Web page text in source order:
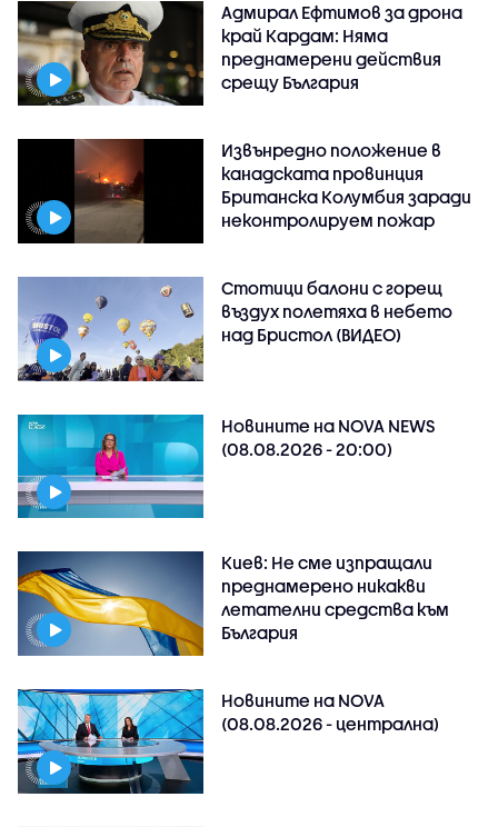
Адмирал Ефтимов за дрона
край Кардам: Няма
преднамерени действия
срещу България
Извънредно положение в
канадската провинция
Британска Колумбия заради
неконтролируем пожар
Стотици балони с горещ
въздух полетяха в небето
над Бристол (ВИДЕО)
Новините на NOVA NEWS
(08.08.2026 - 20:00)
Киев: Не сме изпращали
преднамерено никакви
летателни средства към
България
Новините на NOVA
(08.08.2026 - централна)